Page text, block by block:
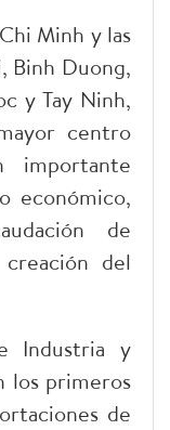
Minh y las
Binh Duong,
y Tay Ninh,
centro
importante
económico,
de
del
Industria y
los primeros
de